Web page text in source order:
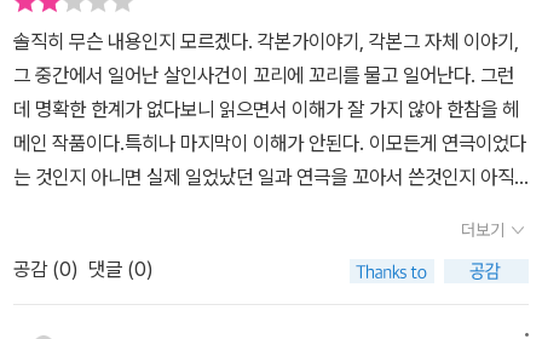
득 그런 생각이 떠오른다.오는 손님은 모두 무대 배우다. 이 작은 무대
에서 각각의 배역을 연기하고 있다.우리는 뭘까. 문자 그대로 소도구,
연출 스태프.도시는, 세계는 자꾸 극장이 되어가고 있다. <p.244>밖
에서 책을 읽다보면 늘 이상한 심정이 된다.밖에서는 항상 시간이 흐
르고 풍경이 변한다. 바람, 빛, 온도, 습도. 눈에 보이는 세계는 시시각
각 변화한다. 그런 곳에서 조용히 활자를 좇고 있노라니 마치 강물에
나무토막을 꽂은 듯이 혼자만 물결을 거슬러 멈춰 있는 듯한 착각을
느끼는 것이다. 시간이 멈춘 듯한, 그러면서도 의식이 세상으로 녹아
대에 올리려고 했던 작품 <고백>이란 모노드라마를 세 여배우에게
연기하게 하면서 살인 사건의 정황과 증거를 찾으려고 하면서 그녀들
의 화려한 연기 대결이 시작되며 독자들은 무대에서 공연되는 한 편
의 연극을 보는 것 같은 기분을 느끼게 되며 점점 더 미궁 속으로 빠져
들게 된다.세 명의 여배우는 각기 전혀 다른 배경, 연령, 경력을 가진
연기력이 출중한 배우들이고 그녀들은 최선을 다해 그녀들의 연기를
보여준다. 과연 그녀들은 진실을 이야기하고 있는 것인지, 연기에 충
실한 연기를 하고 있는 것인지를 독자들은 끊임없이 의심하며 따라가
솔직히 무슨 내용인지 모르겠다. 각본가이야기, 각본그 자체 이야기,
그 중간에서 일어난 살인사건이 꼬리에 꼬리를 물고 일어난다. 그런
데 명확한 한계가 없다보니 읽으면서 이해가 잘 가지 않아 한참을 헤
메인 작품이다.특히나 마지막이 이해가 안된다. 이모든게 연극이었다
는 것인지 아니면 실제 일었났던 일과 연극을 꼬아서 쓴것인지 아직
더보기
공감 (0) 댓글 (0)